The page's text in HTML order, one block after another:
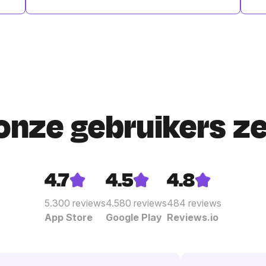
gebruikers
4.7
5.300 reviews
App Store
4.5
4.580 reviews
Google Play
4.8
484 reviews
Reviews.io